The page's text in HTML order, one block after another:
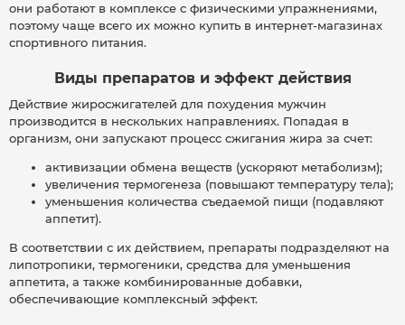
они работают в комплексе с физическими упражнениями,
поэтому чаще всего их можно купить в интернет-магазинах
спортивного питания.
Виды препаратов и эффект действия
Действие жиросжигателей для похудения мужчин
производится в нескольких направлениях. Попадая в
организм, они запускают процесс сжигания жира за счет:
активизации обмена веществ (ускоряют метаболизм);
увеличения термогенеза (повышают температуру тела);
уменьшения количества съедаемой пищи (подавляют
аппетит).
В соответствии с их действием, препараты подразделяют на
липотропики, термогеники, средства для уменьшения
аппетита, а также комбинированные добавки,
обеспечивающие комплексный эффект.